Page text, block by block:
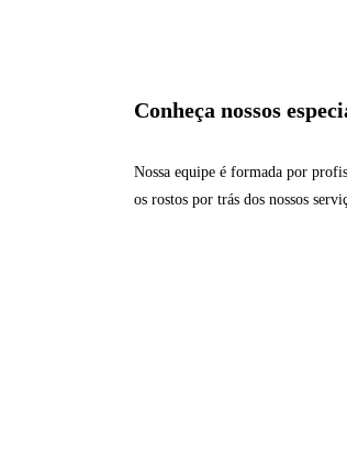
Conheça nossos
Nossa equipe é formada por
os rostos por trás dos nossos